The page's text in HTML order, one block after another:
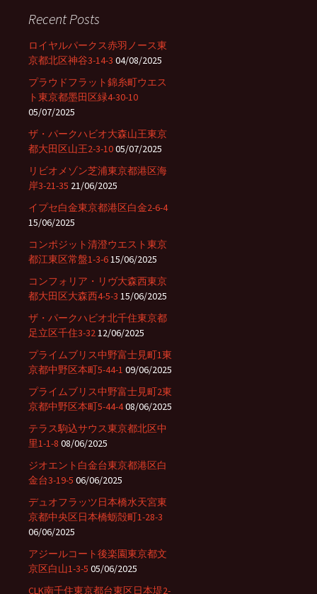
h
f
o
:
Recent Posts
ロイヤルパークス赤羽ノース東
京都北区神谷3-14-3 04/08/2025
プラウドフラット錦糸町ウエス
ト東京都墨田区緑4-30-10
05/07/2025
ザ・パークハビオ大森山王東京
都大田区山王2-3-1005/07/2025
リビオメゾン芝浦東京都港区海
岸3-21-35 21/06/2025
イプセ白金東京都港区白金2-6-4
15/06/2025
コンポジット清澄ウエスト東京
都江東区常盤1-3-615/06/2025
コンフォリア・リヴ大森西東京
都大田区大森西4-5-3 15/06/2025
ザ・パークハビオ北千住東京都
足立区千住3-3212/06/2025
プライムブリス中野富士見町1東
京都中野区本町5-44-1 09/06/2025
プライムブリス中野富士見町2東
京都中野区本町5-44-408/06/2025
テラス駒込サウス東京都北区中
里1-1-8 08/06/2025
ジオエント白金台東京都港区白
金台3-19-5 06/06/2025
デュオフラッツ日本橋水天宮東
京都中央区日本橋蛎殻町1-28-3
06/06/2025
アジールコート後楽園東京都文
京区白山1-3-5 05/06/2025
CLK南千住東京都台東区日本堤2-